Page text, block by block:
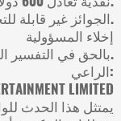
الجوائز غير قابلة للتحويل ويجب أن يستلمها الفائز شخصيًا.
إخلاء المسؤولية
تحتفظ Blood Strike بالحق في التفسير النهائي لهذا الحدث.
الراعي:
LIMITED